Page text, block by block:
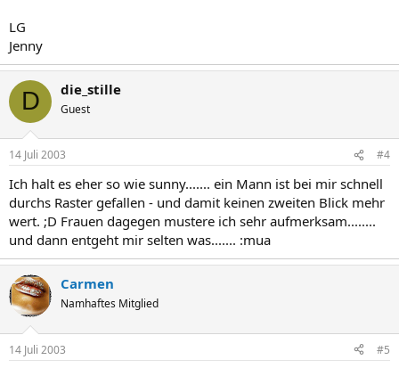
LG
Jenny
D die_stille
Guest
14 Juli 2003 #4
Ich halt es eher so wie sunny....... ein Mann ist bei mir schnell
durchs Raster gefallen - und damit keinen zweiten Blick mehr
wert. ;D Frauen dagegen mustere ich sehr aufmerksam........
und dann entgeht mir selten was....... :mua
Carmen
Namhaftes Mitglied
14 Juli 2003 #5